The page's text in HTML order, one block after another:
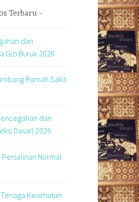
Terbaru
dan
Gizi Buruk 2026
Rumah Sakit
dan
Dasar) 2026
Normal
Kesehatan